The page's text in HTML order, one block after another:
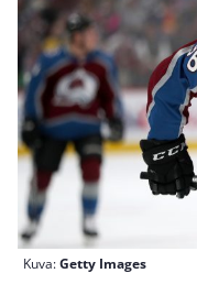
Kuva:Getty Images